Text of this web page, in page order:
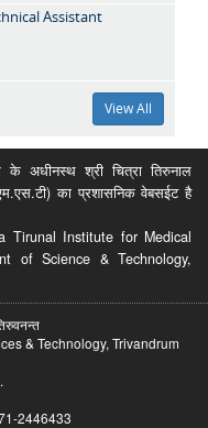
Assistant
View All
के अधीनस्थ श्री चित्रा तिरुनाल
का प्रशासनिक वेबसईट है
Tirunal Institute for Medical
of Science & Technology,
& Technology, Trivandrum
2446433